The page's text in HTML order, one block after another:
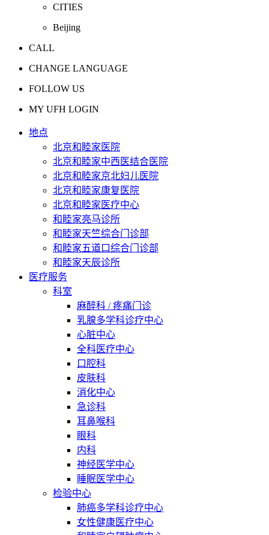
CITIES
Beijing
CALL
CHANGE LANGUAGE
FOLLOW US
MY UFH LOGIN
地点
北京和睦家医院
北京和睦家中西医结合医院
北京和睦家京北妇儿医院
北京和睦家康复医院
北京和睦家医疗中心
和睦家亮马诊所
和睦家天竺综合门诊部
和睦家五道口综合门诊部
和睦家天辰诊所
医疗服务
科室
麻醉科 / 疼痛门诊
乳腺多学科诊疗中心
心脏中心
全科医疗中心
口腔科
皮肤科
消化中心
急诊科
耳鼻喉科
眼科
内科
神经医学中心
睡眠医学中心
检验中心
肺癌多学科诊疗中心
女性健康医疗中心